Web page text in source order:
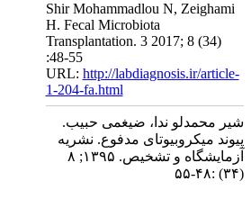
Shir Mohammadlou N, Zeighami
H. Fecal Microbiota
Transplantation. 3 2017; 8 (34)
:48-55
URL: http://labdiagnosis.ir/article-
1-204-fa.html
شیر محمدلو ندا، ضیغمی حبیب.
پیوند میکروبیوتای مدفوع. نشریه
آزمایشگاه و تشخیص. ۱۳۹۵; ۸
(۳۴) :۴۸-۵۵